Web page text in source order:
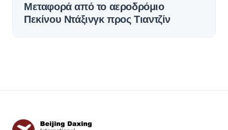
Μεταφορά από το αεροδρόμιο
Πεκίνου Ντάξινγκ προς Τιαντζίν